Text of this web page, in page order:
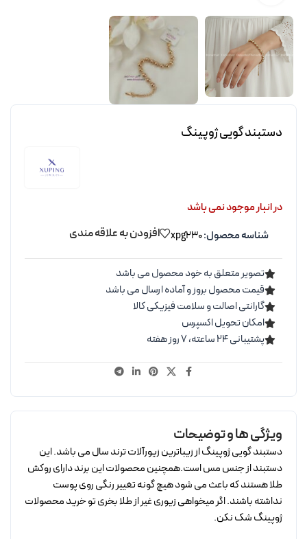
دستبند گویی ژوپینگ
در انبار موجود نمی باشد
شناسه محصول:xpg230 افزودن به علاقه مندی
تصویر متعلق به خود محصول می باشد
قیمت محصول بروز و آماده ارسال می باشد
گارانتی اصالت و سلامت فیزیکی کالا
امکان تحویل اکسپرس
پشتیبانی ۲۴ ساعته، ۷ روز هفته
ویژگی ها و توضیحات
دستبند گویی ژوپینگ از زیباترین زیورآلات ترند سال می باشد. این
دستبند از جنس مس است.همچنین محصولات این برند دارای روکش
طلا هستند که باعث می شود هیچ گونه تغییر رنگی روی پوست
نداشته باشند. اگر میخواهی زیوری غیر از طلا بخری تو خرید محصولات
ژوپینگ شک نکن.